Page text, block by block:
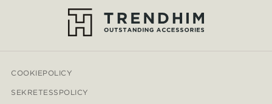
COOKIEPOLICY
SEKRETESSPOLICY